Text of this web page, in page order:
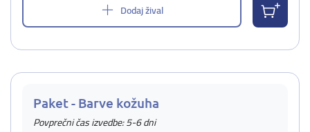
Dodaj žival
Paket - Barve kožuha
Povprečni čas izvedbe: 5-6 dni